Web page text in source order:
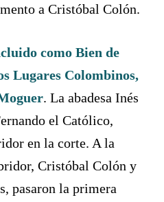
a Cristóbal Colón.
como Bien de
Lugares Colombinos,
. La abadesa Inés
el Católico,
en la corte. A la
Cristóbal Colón y
pasaron la primera